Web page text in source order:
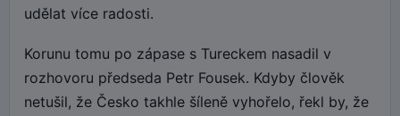
udělat více radosti.
Korunu tomu po zápase s Tureckem nasadil v
rozhovoru předseda Petr Fousek. Kdyby člověk
netušil, že Česko takhle šíleně vyhořelo, řekl by, že